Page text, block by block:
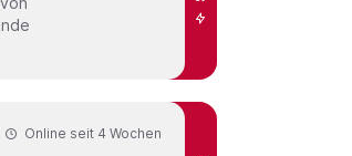
Online seit 4 Wochen